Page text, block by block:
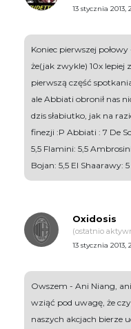
13 stycznia 2013,
Koniec pierwszej
że(jak zwykle) 10x lepiej
pierwszą część
ale Abbiati obronił nas
dzis słabiutko, jak na
finezji :P Abbiati : 7 De
5,5 Flamini: 5,5
Bojan: 5,5 El Shaarawy:
Oxidosis
(ostatnio
13 stycznia 2013,
Owszem - Ani Niang,
wziąć pod uwagę, że
naszych akcjach bierze